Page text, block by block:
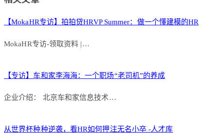
【MokaHR专访】拍拍贷HRVP Summer：做一个懂建模的HR
MokaHR专访-领取资料 |…
【专访】车和家李海海：一个职场“老司机”的养成
企业介绍： 北京车和家信息技术…
从世界杯种种逆袭，看HR如何押注无名小卒 -人才库